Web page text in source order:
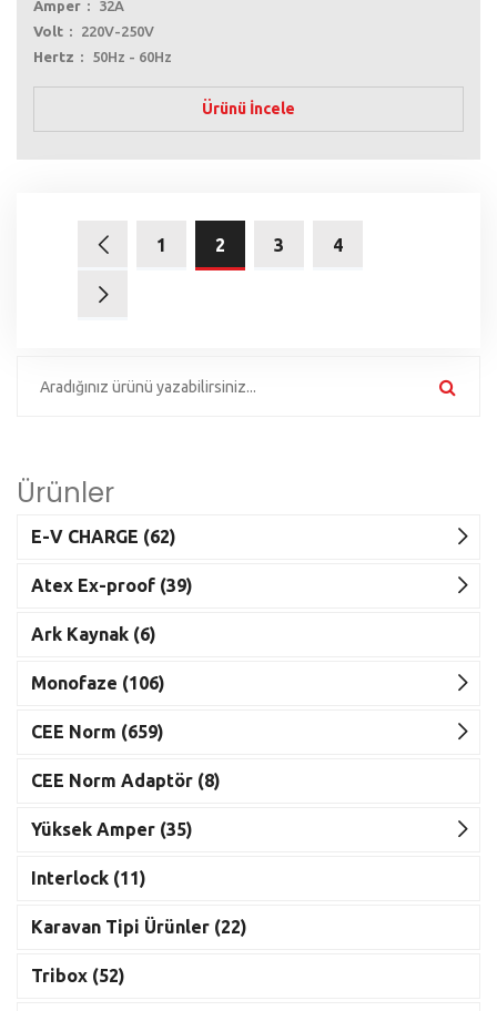
Amper
32A
Volt
220V-250V
Hertz
50Hz - 60Hz
Ürünü İncele
1 2 3 4
Ürünler
E-V CHARGE (62)
Atex Ex-proof (39)
Ark Kaynak (6)
Monofaze (106)
CEE Norm (659)
CEE Norm Adaptör (8)
Yüksek Amper (35)
Interlock (11)
Karavan Tipi Ürünler (22)
Tribox (52)